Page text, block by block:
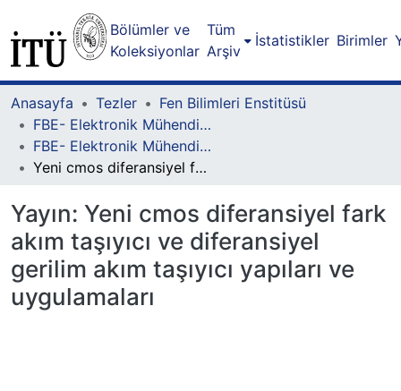
Bölümler ve
Koleksiyonlar
Tüm
Arşiv
İstatistikler Birimler
Anasayfa Tezler
Fen Bilimleri Enstitüsü
FBE- Elektronik Mühendisliği Lisansüstü Programı
FBE- Elektronik Mühendisliği Lisansüstü Programı - Doktora
Yeni cmos diferansiyel fark akım taşıyıcı ve diferansiyel gerilim akım taşıyıcı yapıları ve uygulamaları
Yayın: Yeni cmos diferansiyel fark
akım taşıyıcı ve diferansiyel
gerilim akım taşıyıcı yapıları ve
uygulamaları